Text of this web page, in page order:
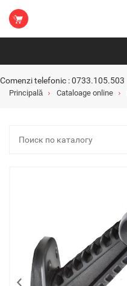
Comenzi telefonic : 0733.105.503
Principală Cataloage online